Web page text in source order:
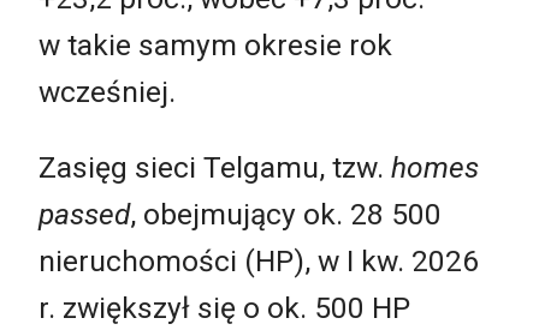
w takie samym okresie rok
wcześniej.
Zasięg sieci Telgamu, tzw. homes
passed, obejmujący ok. 28 500
nieruchomości (HP), w I kw. 2026
r. zwiększył się o ok. 500 HP